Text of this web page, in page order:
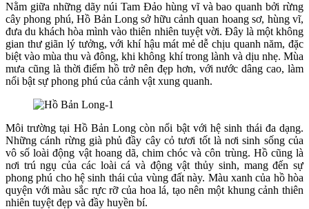
Nằm giữa những dãy núi Tam Đảo hùng vĩ và bao quanh bởi rừng
cây phong phú, Hồ Bản Long sở hữu cảnh quan hoang sơ, hùng vĩ,
đưa du khách hòa mình vào thiên nhiên tuyệt vời. Đây là một không
gian thư giãn lý tưởng, với khí hậu mát mẻ dễ chịu quanh năm, đặc
biệt vào mùa thu và đông, khi không khí trong lành và dịu nhẹ. Mùa
mưa cũng là thời điểm hồ trở nên đẹp hơn, với nước dâng cao, làm
nổi bật sự phong phú của cảnh vật xung quanh.
Môi trường tại Hồ Bản Long còn nổi bật với hệ sinh thái đa dạng.
Những cánh rừng già phủ đầy cây cỏ tươi tốt là nơi sinh sống của
vô số loài động vật hoang dã, chim chóc và côn trùng. Hồ cũng là
nơi trú ngụ của các loài cá và động vật thủy sinh, mang đến sự
phong phú cho hệ sinh thái của vùng đất này. Màu xanh của hồ hòa
quyện với màu sắc rực rỡ của hoa lá, tạo nên một khung cảnh thiên
nhiên tuyệt đẹp và đầy huyền bí.